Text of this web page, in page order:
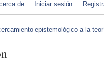
de Iniciar sesión
epistemológico a la